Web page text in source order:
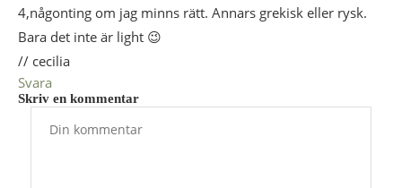
4,någonting om jag minns rätt. Annars grekisk eller rysk.
Bara det inte är light 😉
// cecilia
Svara
Skriv en kommentar